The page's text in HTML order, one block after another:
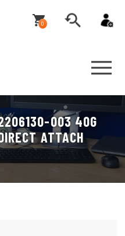
0
003 40G
ATTACH